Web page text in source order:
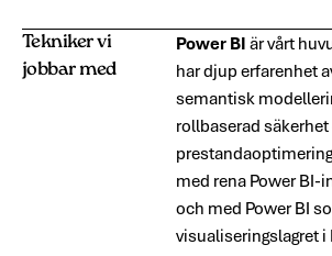
Tekniker vi
jobbar med
Power BIär vårt
har djup erfarenhet
semantisk
rollbaserad
med rena Power
och med Power BI
visualiseringslagret